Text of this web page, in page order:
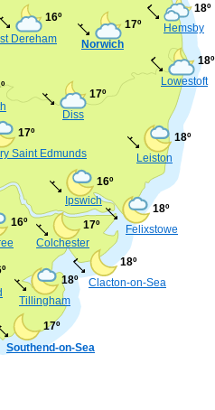
Norwich
17º
Southend-on-Sea
17º
Ipswich
16º
Colchester
17º
Lowestoft
18º
Clacton-on-Sea
18º
16º
Saint Edmunds
17º
Dereham
16º
Diss
17º
Leiston
18º
Hemsby
18º
Felixstowe
18º
Tillingham
18º